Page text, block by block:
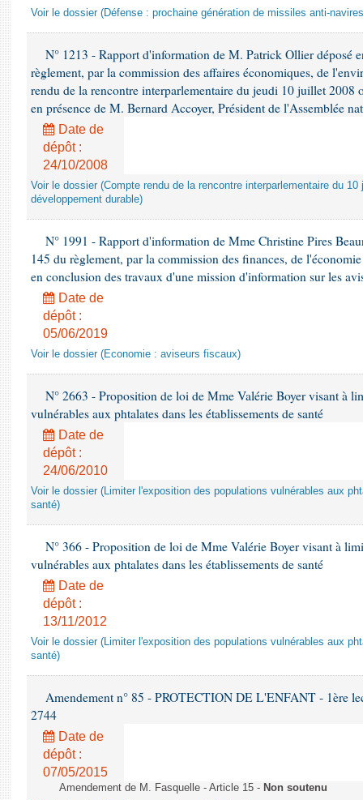
Voir le dossier (Défense : prochaine génération de missiles anti-
N° 1213 - Rapport d'information de M. Patrick Ollier déposé
règlement, par la commission des affaires économiques, de
rendu de la rencontre interparlementaire du jeudi 10 juillet 2008
en présence de M. Bernard Accoyer, Président de l'Assemblée
Date de
dépôt :
24/10/2008
Voir le dossier (Compte rendu de la rencontre interparlementaire du
développement durable)
N° 1991 - Rapport d'information de Mme Christine Pires
145 du règlement, par la commission des finances, de
en conclusion des travaux d'une mission d'information sur les
Date de
dépôt :
05/06/2019
Voir le dossier (Economie : aviseurs fiscaux)
N° 2663 - Proposition de loi de Mme Valérie Boyer visant à
vulnérables aux phtalates dans les établissements de santé
Date de
dépôt :
24/06/2010
Voir le dossier (Limiter l'exposition des populations vulnérables aux
santé)
N° 366 - Proposition de loi de Mme Valérie Boyer visant à
vulnérables aux phtalates dans les établissements de santé
Date de
dépôt :
13/11/2012
Voir le dossier (Limiter l'exposition des populations vulnérables aux
santé)
Amendement n° 85 - PROTECTION DE L'ENFANT - 1ère
2744
Date de
dépôt :
07/05/2015
Amendement de M. Fasquelle - Article 15 - Non soutenu